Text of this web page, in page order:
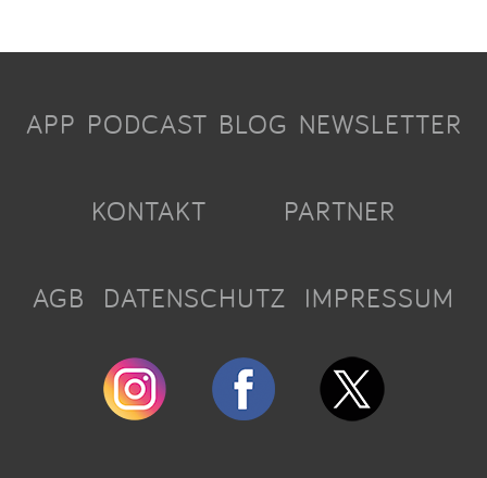
APP PODCAST BLOG NEWSLETTER
KONTAKT PARTNER
AGB DATENSCHUTZ IMPRESSUM